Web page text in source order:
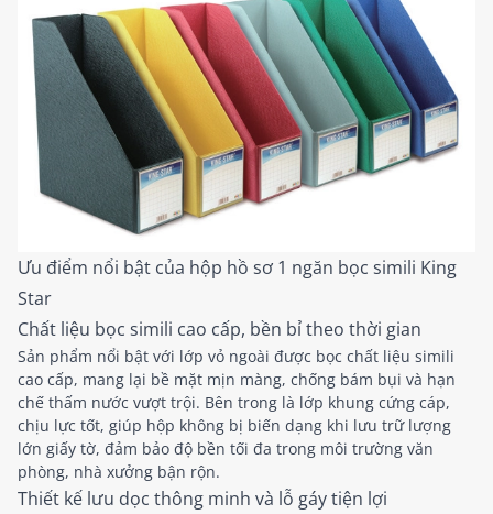
Ưu điểm nổi bật của hộp hồ sơ 1 ngăn bọc simili King
Star
Chất liệu bọc simili cao cấp, bền bỉ theo thời gian
Sản phẩm nổi bật với lớp vỏ ngoài được bọc chất liệu simili
cao cấp, mang lại bề mặt mịn màng, chống bám bụi và hạn
chế thấm nước vượt trội. Bên trong là lớp khung cứng cáp,
chịu lực tốt, giúp hộp không bị biến dạng khi lưu trữ lượng
lớn giấy tờ, đảm bảo độ bền tối đa trong môi trường văn
phòng, nhà xưởng bận rộn.
Thiết kế lưu dọc thông minh và lỗ gáy tiện lợi